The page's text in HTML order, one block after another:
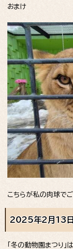
おまけ
こちらが私の肉球でご
2025年2月13日
「冬の動物園まつり」